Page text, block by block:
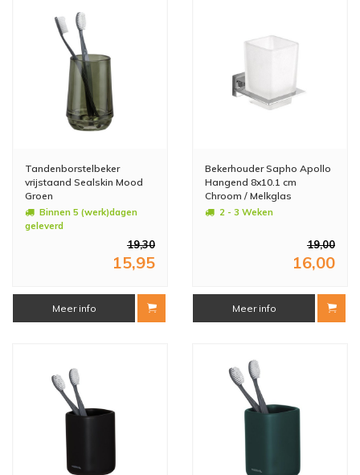
Tandenborstelbeker
vrijstaand Sealskin Mood
Groen
Binnen 5 (werk)dagen
geleverd
19,30
15,95
Meer info
Bekerhouder Sapho Apollo
Hangend 8x10.1 cm
Chroom / Melkglas
2 - 3 Weken
19,00
16,00
Meer info